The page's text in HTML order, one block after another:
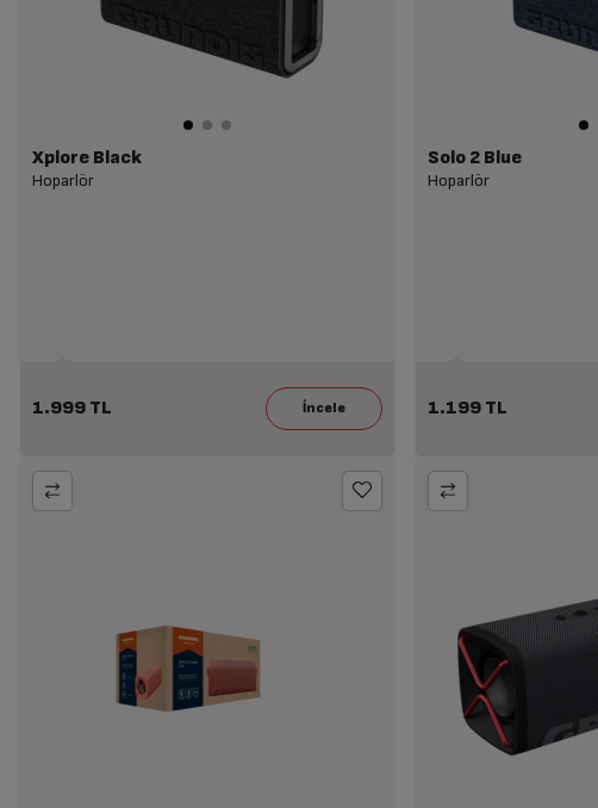
Xplore Black
Hoparlör
1.999 TL
Solo 2 Blue
Hoparlör
1.199 TL